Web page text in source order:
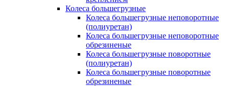
Колеса большегрузные
Колеса большегрузные неповоротные
(полиуретан)
Колеса большегрузные неповоротные
обрезиненые
Колеса большегрузные поворотные
(полиуретан)
Колеса большегрузные поворотные
обрезиненые